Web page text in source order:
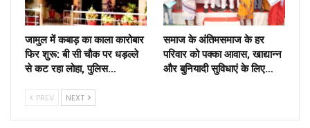
जामुल में कबाड़ का काला कारोबार
फिर शुरू: बी सी चौक पर धड़ल्ले
से कट रहा लोहा, पुलिस…
समाज के अंतिमसमाज के हर
परिवार को पक्का आवास, खाद्यान्न
और बुनियादी सुविधाएं के लिए…
PREV NEXT